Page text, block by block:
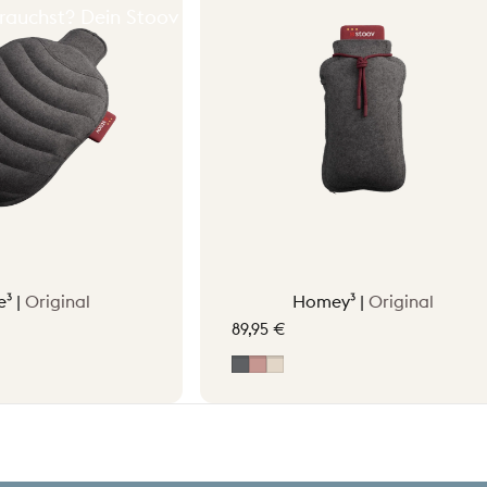
|Original Homey³ |Original
89,95 €